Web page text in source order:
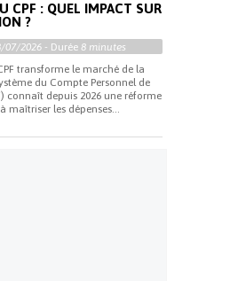
CPF : QUEL IMPACT SUR
?
07/2026 - Durée 8 minutes
transforme le marché de la
du Compte Personnel de
connaît depuis 2026 une réforme
maîtriser les dépenses...